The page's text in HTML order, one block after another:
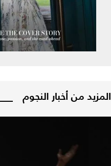
المزيد من أخبار النجوم